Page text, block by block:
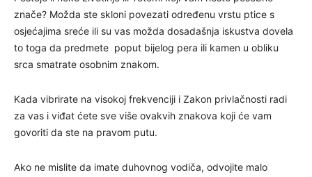
znače? Možda ste skloni povezati određenu vrstu ptice s
osjećajima sreće ili su vas možda dosadašnja iskustva dovela
to toga da predmete poput bijelog pera ili kamen u obliku
srca smatrate osobnim znakom.
Kada vibrirate na visokoj frekvenciji i Zakon privlačnosti radi
za vas i viđat ćete sve više ovakvih znakova koji će vam
govoriti da ste na pravom putu.
Ako ne mislite da imate duhovnog vodiča, odvojite malo